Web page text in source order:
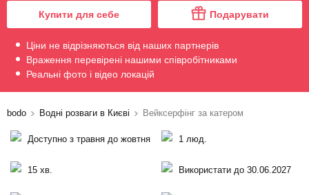
Купити для себе Подарувати
Ціни не відрізняються від наших партнерів
Враження перевірені нашими співробітниками
Реальні фото і відео локацій
bodo Водні розваги в Києві Вейксерфінг за катером
Доступно з травня до жовтня 1 люд.
15 хв. Використати до 30.06.2027